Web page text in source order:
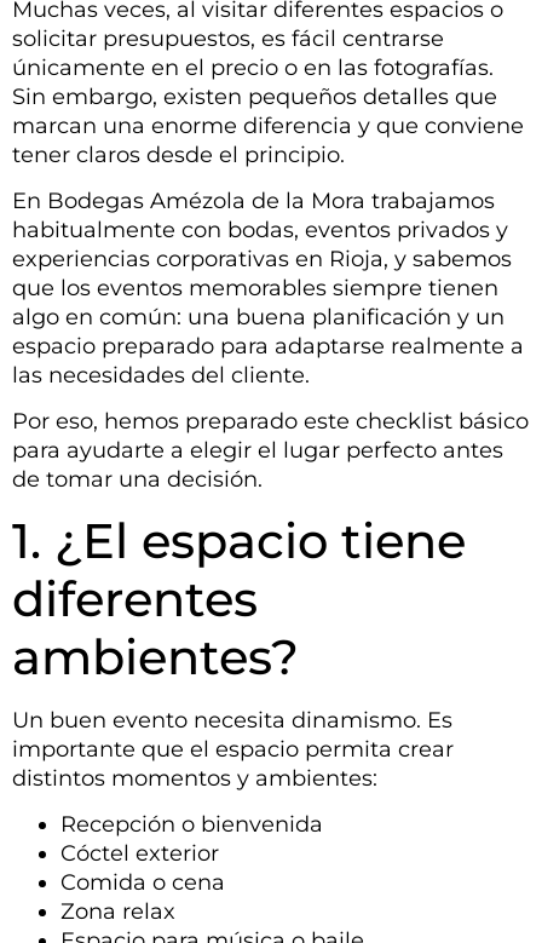
Muchas veces, al visitar diferentes espacios o
solicitar presupuestos, es fácil centrarse
únicamente en el precio o en las fotografías.
Sin embargo, existen pequeños detalles que
marcan una enorme diferencia y que conviene
tener claros desde el principio.
En Bodegas Amézola de la Mora trabajamos
habitualmente con bodas, eventos privados y
experiencias corporativas en Rioja, y sabemos
que los eventos memorables siempre tienen
algo en común: una buena planificación y un
espacio preparado para adaptarse realmente a
las necesidades del cliente.
Por eso, hemos preparado este checklist básico
para ayudarte a elegir el lugar perfecto antes
de tomar una decisión.
1. ¿El espacio tiene
diferentes
ambientes?
Un buen evento necesita dinamismo. Es
importante que el espacio permita crear
distintos momentos y ambientes:
Recepción o bienvenida
Cóctel exterior
Comida o cena
Zona relax